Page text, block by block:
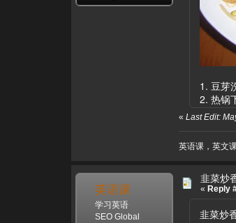
1. 豆芽
2. 热锅
« Last Edit:
英语课，英文
英语课
学习英语
SEO Global
韭菜炒
« Reply
韭菜炒